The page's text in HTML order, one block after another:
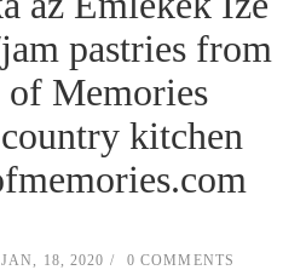
pastries from
of Memories
kitchen
JAN, 18, 2020 0 COMMENTS